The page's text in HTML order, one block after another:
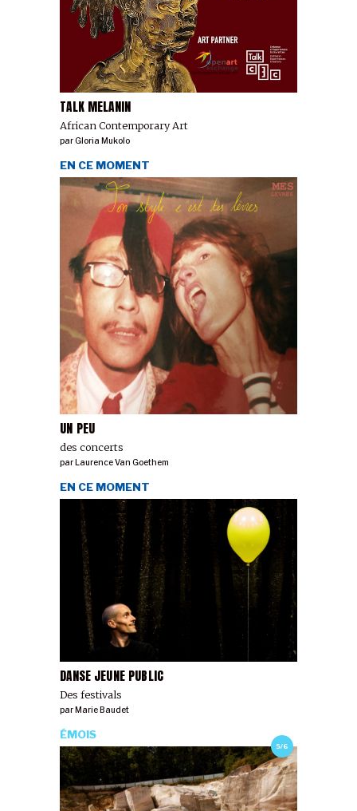
TALK MELANIN
African Contemporary Art
parGloria Mukolo
UN PEU
des concerts
EN CE MOMENT
par Laurence Van Goethem
DANSE JEUNE PUBLIC
Des festivals
EN CE MOMENT
par Marie Baudet
5/6
ÉMOIS